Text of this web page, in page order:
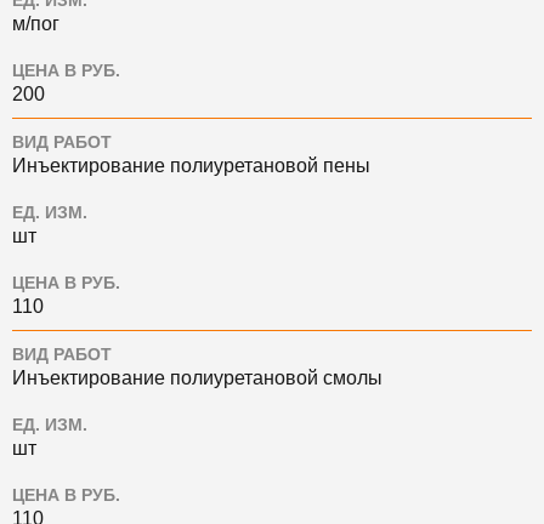
м/пог
ЦЕНА В РУБ.
200
ВИД РАБОТ
Инъектирование полиуретановой пены
ЕД. ИЗМ.
шт
ЦЕНА В РУБ.
110
ВИД РАБОТ
Инъектирование полиуретановой смолы
ЕД. ИЗМ.
шт
ЦЕНА В РУБ.
110